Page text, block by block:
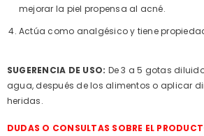
mejorar la piel propensa al acné.
Actúa como analgésico y tiene
SUGERENCIA DE USO: De 3 a 5 gotas
agua, después de los alimentos o aplicar
heridas.
DUDAS O CONSULTAS SOBRE EL